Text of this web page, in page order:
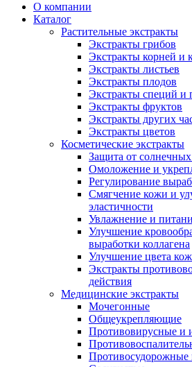
О компании
Каталог
Растительные экстракты
Экстракты грибов
Экстракты корней и
Экстракты листьев
Экстракты плодов
Экстракты специй и
Экстракты фруктов
Экстракты других
Экстракты цветов
Косметические экстракты
Защита от
Омоложение и
Регулирование
Смягчение кожи и
эластичности
Увлажнение и
Улучшение
выработки коллагена
Улучшение цвета
Экстракты
действия
Медицинские экстракты
Мочегонные
Общеукрепляющие
Противовирусные
Противосудорожные